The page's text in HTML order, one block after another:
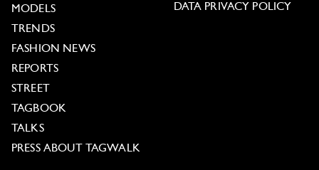
MODELS
TRENDS
FASHION NEWS
REPORTS
STREET
TAGBOOK
TALKS
PRESS ABOUT TAGWALK
DATA PRIVACY POLICY